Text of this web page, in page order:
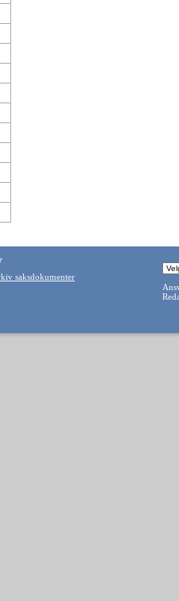
saksdokumenter